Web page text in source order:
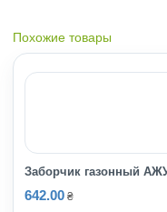
Похожие товары
Заборчик газонный
642.00 ₴